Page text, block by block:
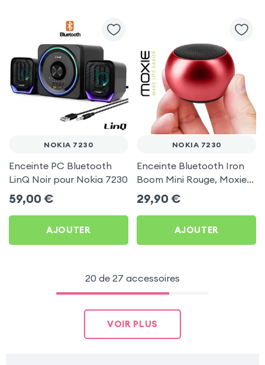
NOKIA 7230
Enceinte PC Bluetooth
LinQ Noir pour Nokia 7230
59,00 €
AJOUTER
NOKIA 7230
Enceinte Bluetooth Iron
Boom Mini Rouge, Moxie
pour Nokia 7230
29,90 €
AJOUTER
20 de 27 accessoires
VOIR PLUS